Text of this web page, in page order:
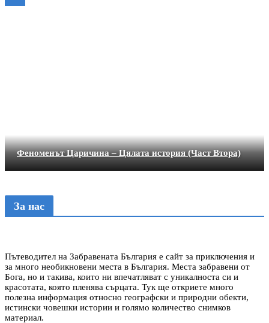
Феноменът Царичина – Цялата история (Част Втора)
За нас
Пътеводител на Забравената България е сайт за приключения и
за много необикновени места в България. Места забравени от
Бога, но и такива, които ни впечатляват с уникалноста си и
красотата, която пленява сърцата. Тук ще откриете много
полезна информация относно географски и природни обекти,
истински човешки истории и голямо количество снимков
материал.